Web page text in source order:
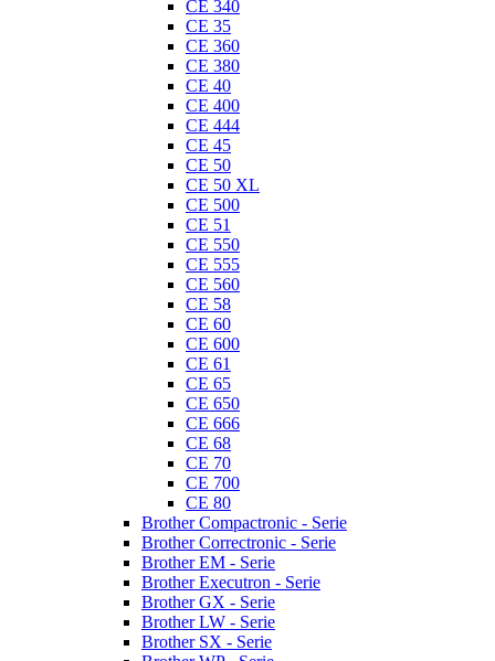
CE 340
CE 35
CE 360
CE 380
CE 40
CE 400
CE 444
CE 45
CE 50
CE 50 XL
CE 500
CE 51
CE 550
CE 555
CE 560
CE 58
CE 60
CE 600
CE 61
CE 65
CE 650
CE 666
CE 68
CE 70
CE 700
CE 80
Brother Compactronic - Serie
Brother Correctronic - Serie
Brother EM - Serie
Brother Executron - Serie
Brother GX - Serie
Brother LW - Serie
Brother SX - Serie